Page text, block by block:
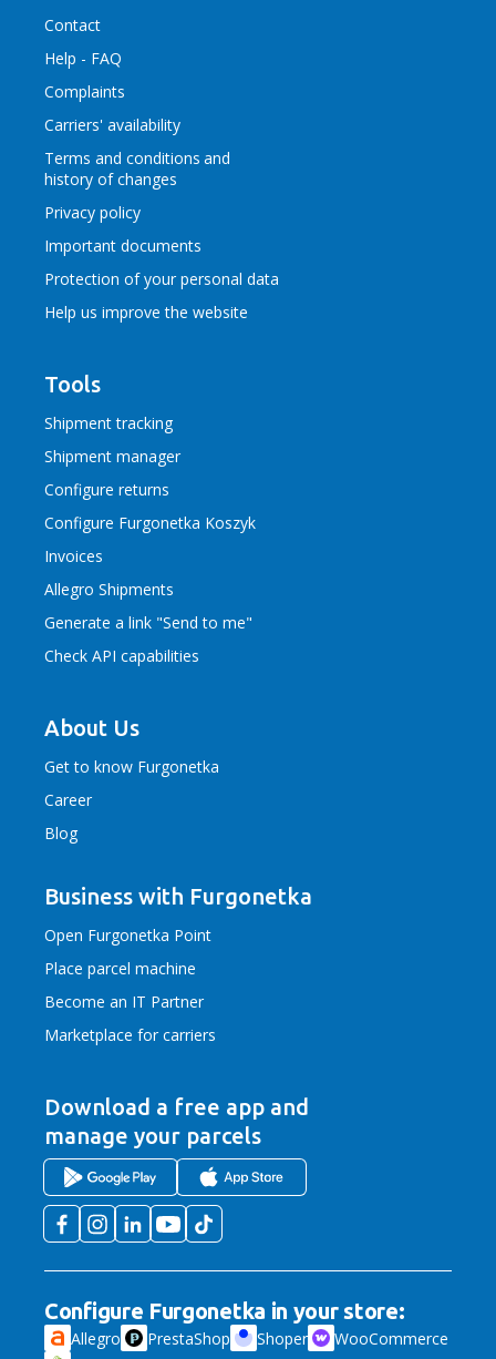
Contact
Help - FAQ
Complaints
Carriers' availability
Terms and conditions and
history of changes
Privacy policy
Important documents
Protection of your personal data
Help us improve the website
Tools
Shipment tracking
Shipment manager
Configure returns
Configure Furgonetka Koszyk
Invoices
Allegro Shipments
Generate a link "Send to me"
Check API capabilities
About Us
Get to know Furgonetka
Career
Blog
Business with Furgonetka
Open Furgonetka Point
Place parcel machine
Become an IT Partner
Marketplace for carriers
Download a free app and
manage your parcels
Configure Furgonetka in your store:
Allegro PrestaShop Shoper
WooCommerce